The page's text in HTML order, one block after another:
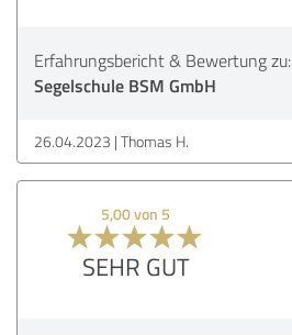
Erfahrungsbericht & Bewertung zu:
Segelschule BSM GmbH
26.04.2023 Thomas H.
5,00 von 5
SEHR GUT